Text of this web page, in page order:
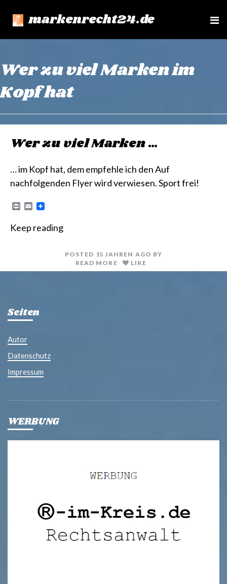
markenrecht24.de
e
Wer zu viel Marken im
Kopf hat
Wer zu viel Marken …
… im Kopf hat, dem empfehle ich den Auf
nachfolgenden Flyer wird verwiesen. Sport frei!
n
E
i
Keep reading
POSTED 15 JAHREN AGO BY
READ MORE
LIKE
Seiten
Autor
Datenschutz
Impressum
WERBUNG